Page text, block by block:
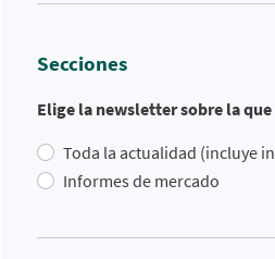
Secciones
Elige la newsletter sobre la
Toda la actualidad (incluye
Informes de mercado